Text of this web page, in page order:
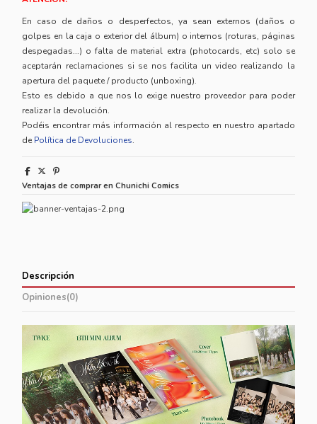
En caso de daños o desperfectos, ya sean externos (daños o
golpes en la caja o exterior del álbum) o internos (roturas, páginas
despegadas...) o falta de material extra (photocards, etc) solo se
aceptarán reclamaciones si se nos facilita un video realizando la
apertura del paquete / producto (unboxing).
Esto es debido a que nos lo exige nuestro proveedor para poder
realizar la devolución.
Podéis encontrar más información al respecto en nuestro apartado
de Política de Devoluciones.
Ventajas de comprar en Chunichi Comics
Descripción
Opiniones(0)